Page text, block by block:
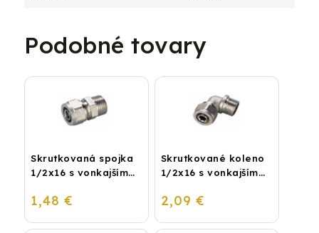
Podobné tovary
Skrutkovaná spojka
1/2x16 s vonkajším
1,48 €
Skrutkované koleno
1/2x16 s vonkajším
2,09 €